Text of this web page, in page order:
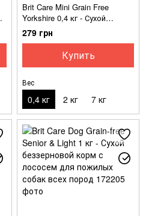
Brit Care Mini Grain Free
Yorkshire 0,4 кг - Сухой
беззерновой корм с лососем
и тунцом для собак породы
йоркширский терьер
279 грн
Купить
Вес
0,4 кг 2 кг 7 кг